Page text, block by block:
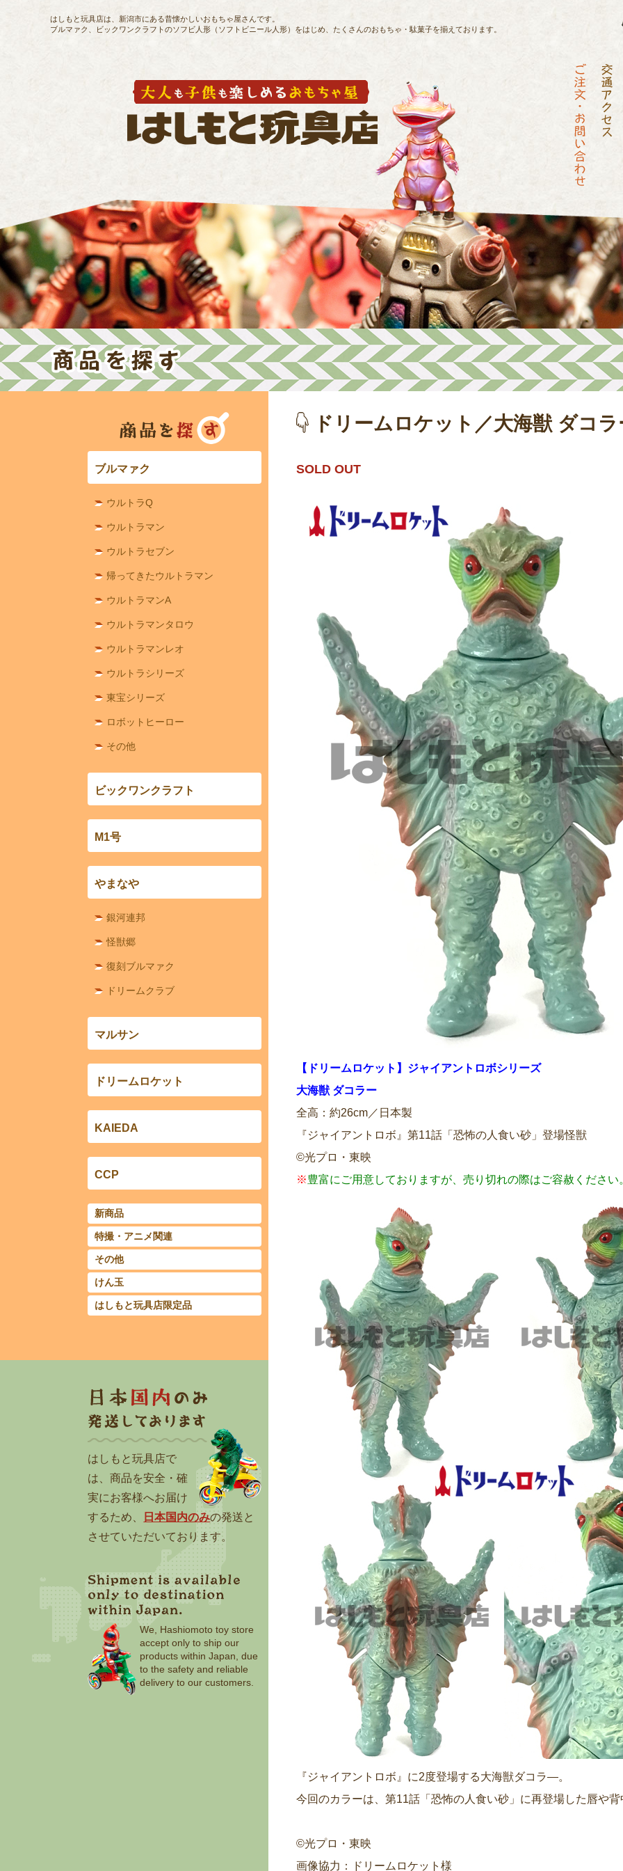
はしもと玩具店は、新潟市にある昔懐かしいおもちゃ屋さんです。
ブルマァク、ビックワンクラフトのソフビ人形（ソフトビニール人形）をはじめ、 たくさんのおもちゃ・駄菓子を揃えております。
ドリームロケット／大海獣 ダコ
SOLD OUT
【ドリームロケット】ジャイアントロボシリーズ
大海獣 ダコラー
全高：約26cm／日本製
『ジャイアントロボ』第11話「恐怖の人食い砂」登場怪獣
©光プロ・東映
※豊富にご用意しておりますが、売り切れの際はご容赦ください
『ジャイアントロボ』に2度登場する大海獣ダコラ―。
今回のカラーは、第11話「恐怖の人食い砂」に再登場した唇や
©光プロ・東映
画像協力：ドリームロケット様
ブルマァク
ウルトラQ
ウルトラマン
ウルトラセブン
帰ってきたウルトラマン
ウルトラマンA
ウルトラマンタロウ
ウルトラマンレオ
ウルトラシリーズ
東宝シリーズ
ロボットヒーロー
その他
ビックワンクラフト
M1号
やまなや
銀河連邦
怪獣郷
復刻ブルマァク
ドリームクラブ
マルサン
ドリームロケット
KAIEDA
CCP
新商品
特撮・アニメ関連
その他
けん玉
はしもと玩具店限定品
はしもと玩具店で
は、商品を安全・確
実にお客様へお届け
するため、
日本国内のみの発送と
させていただいております。
We, Hashiomoto toy store
accept only to ship our
products within Japan, due
to the safety and reliable
delivery to our customers.